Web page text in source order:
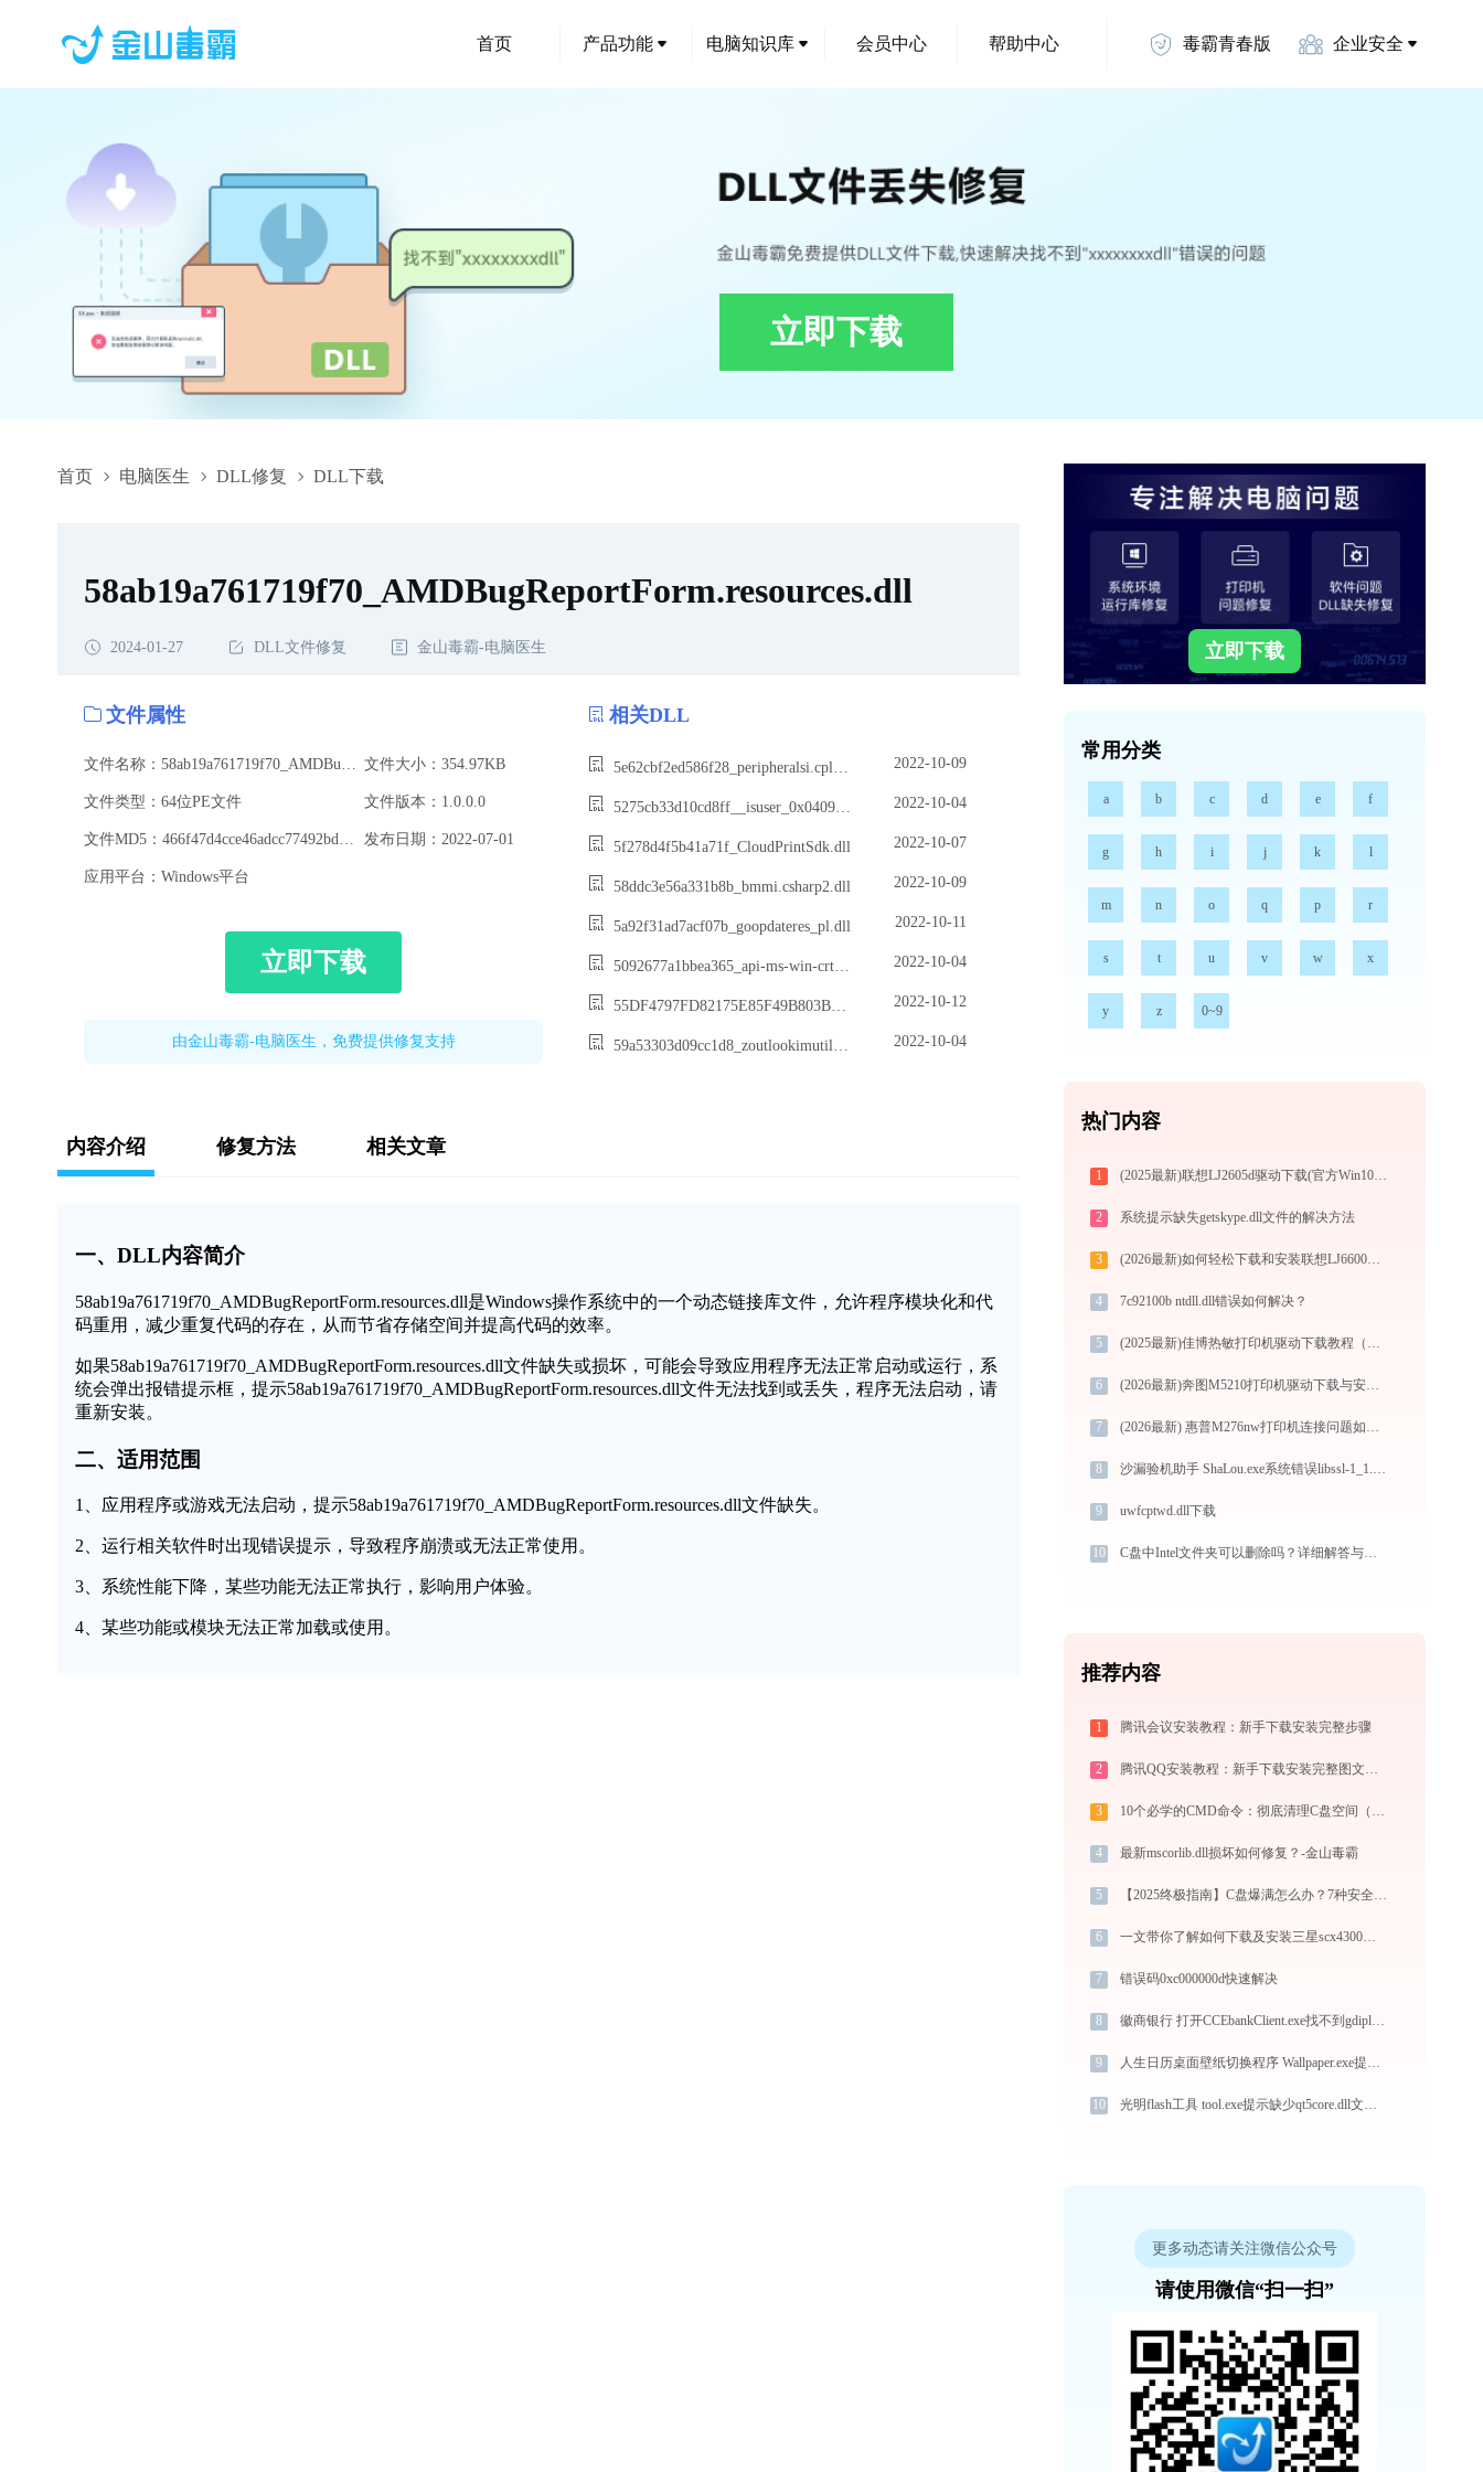
首页 产品功能 电脑知识库 会员中心 帮助中心 毒霸青春版 企业安全
立即下载
首页 电脑医生 DLL修复 DLL下载
58ab19a761719f70_AMDBugReportForm.resources.dll,58ab19a761719f70_AMDBugReportForm.resources.dll下
58ab19a761719f70_AMDBugReportForm.resources.dll
2024-01-27 DLL文件修复 金山毒霸-电脑医生
文件属性
文件大小：354.97KB
文件类型：64位PE文件 文件版本：1.0.0.0
发布日期：2022-07-01
应用平台：Windows平台
立即下载
由金山毒霸-电脑医生，免费提供修复支持
相关DLL
5e62cbf2ed586f28_peripheralsi.cplusplus2.dll 2022-10-09
5275cb33d10cd8ff__isuser_0x0409.dll 2022-10-04
5f278d4f5b41a71f_CloudPrintSdk.dll 2022-10-07
58ddc3e56a331b8b_bmmi.csharp2.dll 2022-10-09
5a92f31ad7acf07b_goopdateres_pl.dll 2022-10-11
5092677a1bbea365_api-ms-win-crt-string-l1-1-0.dll 2022-10-04
55DF4797FD82175E85F49B803B27830409F8D109.dll 2022-10-12
59a53303d09cc1d8_zoutlookimutil.dll 2022-10-04
内容介绍 修复方法 相关文章
一、DLL内容简介
58ab19a761719f70_AMDBugReportForm.resources.dll是Windows操作系统中的一个动态链接库文件，允许程序模块化和代
码重用，减少重复代码的存在，从而节省存储空间并提高代码的效率。
如果58ab19a761719f70_AMDBugReportForm.resources.dll文件缺失或损坏，可能会导致应用程序无法正常启动或运行，系
统会弹出报错提示框，提示58ab19a761719f70_AMDBugReportForm.resources.dll文件无法找到或丢失，程序无法启动，请
重新安装。
二、适用范围
1、应用程序或游戏无法启动，提示58ab19a761719f70_AMDBugReportForm.resources.dll文件缺失。
2、运行相关软件时出现错误提示，导致程序崩溃或无法正常使用。
3、系统性能下降，某些功能无法正常执行，影响用户体验。
4、某些功能或模块无法正常加载或使用。
立即下载
常用分类
a b c d e f
g h i j k l
m n o q p r
s t u v w x
y z 0~9
热门内容
1 (2025最新)联想LJ2605d驱动下载(官方Win10/Win11)
2 系统提示缺失getskype.dll文件的解决方法
3 (2026最新)如何轻松下载和安装联想LJ6600N打印机驱动？跟着这篇指南走
4 7c92100b ntdll.dll错误如何解决？
5 (2025最新)佳博热敏打印机驱动下载教程（Win10/Win11官方版）
6 (2026最新)奔图M5210打印机驱动下载与安装指南：一步步教您操作
7 (2026最新) 惠普M276nw打印机连接问题如何解决？-金山毒霸
8 沙漏验机助手 ShaLou.exe系统错误libssl-1_1.dll丢失如何解决
9 uwfcptwd.dll下载
10 C盘中Intel文件夹可以删除吗？详细解答与解决方法
推荐内容
1 腾讯会议安装教程：新手下载安装完整步骤
2 腾讯QQ安装教程：新手下载安装完整图文指南
3 10个必学的CMD命令：彻底清理C盘空间（2025实战手册）
4 最新mscorlib.dll损坏如何修复？-金山毒霸
5 【2025终极指南】C盘爆满怎么办？7种安全清理方法释放50GB空间
6 一文带你了解如何下载及安装三星scx4300打印机驱动
7 错误码0xc000000d快速解决
8 徽商银行 打开CCEbankClient.exe找不到gdiplus.dll怎么办
9 人生日历桌面壁纸切换程序 Wallpaper.exe提示缺少liblz4.dll文件的解决办法
10 光明flash工具 tool.exe提示缺少qt5core.dll文件的解决办法
更多动态请关注微信公众号
请使用微信“扫一扫”